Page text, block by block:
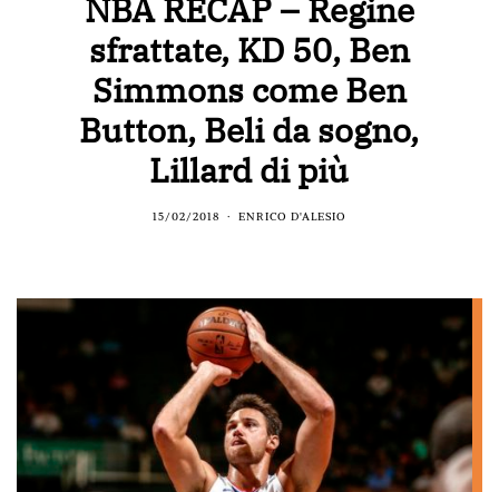
NBA RECAP – Regine
sfrattate, KD 50, Ben
Simmons come Ben
Button, Beli da sogno,
Lillard di più
15/02/2018 ENRICO D'ALESIO